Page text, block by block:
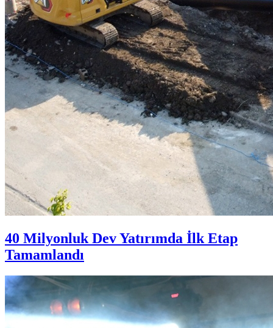
40 Milyonluk Dev Yatırımda İlk Etap
Tamamlandı